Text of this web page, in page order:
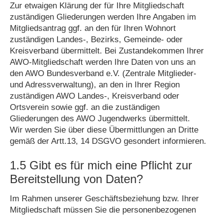
Zur etwaigen Klärung der für Ihre Mitgliedschaft
zuständigen Gliederungen werden Ihre Angaben im
Mitgliedsantrag ggf. an den für Ihren Wohnort
zuständigen Landes-, Bezirks, Gemeinde- oder
Kreisverband übermittelt. Bei Zustandekommen Ihrer
AWO-Mitgliedschaft werden Ihre Daten von uns an
den AWO Bundesverband e.V. (Zentrale Mitglieder-
und Adressverwaltung), an den in Ihrer Region
zuständigen AWO Landes-, Kreisverband oder
Ortsverein sowie ggf. an die zuständigen
Gliederungen des AWO Jugendwerks übermittelt.
Wir werden Sie über diese Übermittlungen an Dritte
gemäß der Artt.13, 14 DSGVO gesondert informieren.
1.5 Gibt es für mich eine Pflicht zur
Bereitstellung von Daten?
Im Rahmen unserer Geschäftsbeziehung bzw. Ihrer
Mitgliedschaft müssen Sie die personenbezogenen